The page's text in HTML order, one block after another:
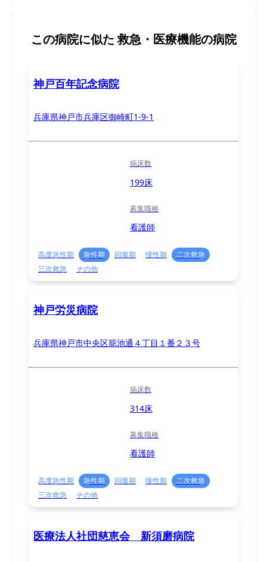
この病院に似た 救急・医療機能の病院
神戸百年記念病院
兵庫県神戸市兵庫区御崎町1-9-1
病床数
199床
募集職種
看護師
高度急性期 急性期 回復期 慢性期
二次救急
三次救急
その他
神戸労災病院
兵庫県神戸市中央区籠池通４丁目１番２３号
病床数
314床
募集職種
看護師
高度急性期 急性期 回復期 慢性期
二次救急
三次救急
その他
医療法人社団慈恵会 新須磨病院